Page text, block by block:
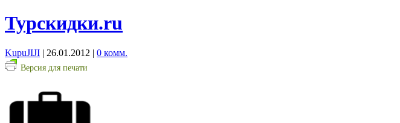
Турскидки.ru
KupuJIJI | 26.01.2012 | 0 комм.
Версия для печати